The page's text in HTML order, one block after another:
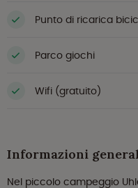
Punto di ricarica
Parco giochi
Wifi (gratuito)
Informazioni
Nel piccolo campeggio